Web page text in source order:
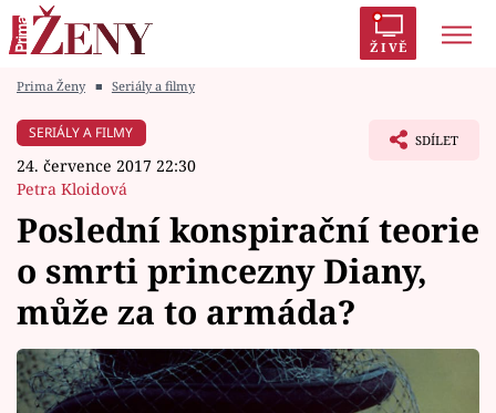
ŽIVĚ
Módní alarm
Témata
Celebrity
Vztahy
Prima Ženy ■ Seriály a filmy
SERIÁLY A FILMY
24. července 2017 22:30
Petra Kloidová
SDÍLET
Poslední konspirační teorie
o smrti princezny Diany,
může za to armáda?